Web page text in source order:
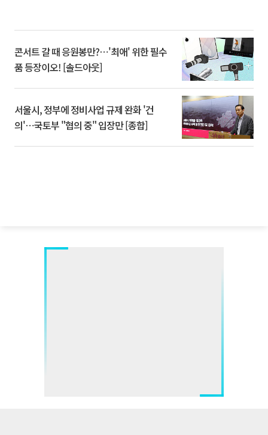
콘서트 갈 때 응원봉만?⋯'최애' 위한 필수
품 등장이오! [솔드아웃]
서울시, 정부에 정비사업 규제 완화 '건
의'⋯국토부 "협의 중" 입장만 [종합]